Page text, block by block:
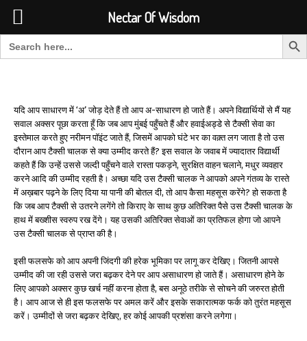
Search for: Search
यदि आप साधारण में ‘अ’ जोड़ देते हैं तो आप अ-साधारण हो जाते हैं। अपने विद्यार्थियों से मैं यह
सवाल अक्सर पूछा करता हूँ कि जब आप मुंबई पहुँचते हैं और हवाईअड्डे से टैक्सी सेवा का
इस्तेमाल करते हुए नरीमन पॉइंट जाते हैं, जिसमें आपको घंटे भर का वक़्त लग जाता है तो उस
दौरान आप टैक्सी चालक से क्या उम्मीद करते हैं? इस सवाल के जवाब में ज्यादातर विद्यार्थी
कहते हैं कि उन्हें उससे जल्दी पहुँचने वाले रास्ता पकड़ने, सुरक्षित वाहन चलाने, मधुर व्यवहार
करने आदि की उम्मीद रहती है। अच्छा यदि उस टैक्सी चालक ने आपको अपने गंतव्य के रास्ते
में अख़बार पढ़ने के लिए दिया या पानी की बोतल दी, तो आप कैसा महसूस करेंगे? हो सकता है
कि जब आप टैक्सी से उतरने लगेंगे तो किराए के साथ कुछ अतिरिक्त पैसे उस टैक्सी चालक के
हाथ में बख्शीस स्वरुप रख देंगे। यह उसकी अतिरिक्त सेवाओं का प्रतिफल होगा जो आपने
उस टैक्सी चालक से प्राप्त की है।
इसी फलसफे को आप अपनी जिंदगी की हरेक भूमिका पर लागू कर देखिए। जितनी आपसे
उम्मीद की जा रही उससे जरा बढ़कर देने पर आप असाधारण हो जाते हैं। असाधारण होने के
लिए आपको अक्सर कुछ खर्च नहीं करना होता है, बस अनूठे तरीके से सोचने की जरुरत होती
है। आप आज से ही इस फलसफे पर अमल करें और इसके सकारात्मक फर्क को तुरंत महसूस
करें। उम्मीदों से जरा बढ़कर देखिए, हर कोई आपकी प्रशंसा करने लगेगा।
Nectar Of Wisdom